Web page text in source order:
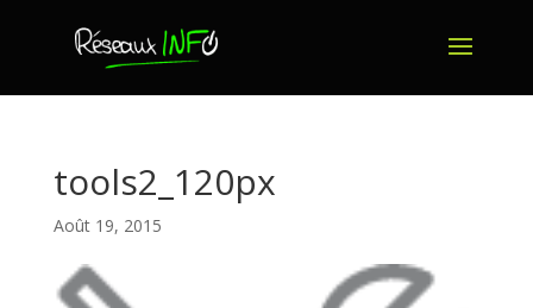
tools2_120px
Août 19, 2015